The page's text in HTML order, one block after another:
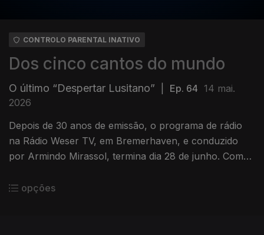
CONTROLO PARENTAL INATIVO
Dos cinco cantos do mundo
O último “Despertar Lusitano” Ep. 64 14 mai.
2026
Depois de 30 anos de emissão, o programa de rádio
na Rádio Weser TV, em Bremerhaven, e conduzido
por Armindo Mirassol, termina dia 28 de junho. Com
opções